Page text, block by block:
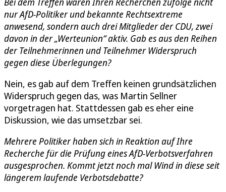
nur AfD-Politiker und bekannte Rechtsextreme
anwesend, sondern auch drei Mitglieder der CDU, zwei
davon in der „Werteunion“ aktiv. Gab es aus den Reihen
der Teilnehmerinnen und Teilnehmer Widerspruch
gegen diese Überlegungen?
Nein, es gab auf dem Treffen keinen grundsätzlichen
Widerspruch gegen das, was Martin Sellner
vorgetragen hat. Stattdessen gab es eher eine
Diskussion, wie das umsetzbar sei.
Mehrere Politiker haben sich in Reaktion auf Ihre
Recherche für die Prüfung eines AfD-Verbotsverfahren
ausgesprochen. Kommt jetzt noch mal Wind in diese seit
längerem laufende Verbotsdebatte?